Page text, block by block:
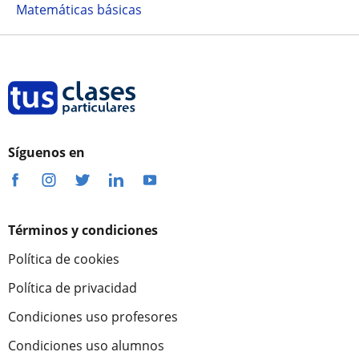
Matemáticas básicas
Síguenos en
Términos y condiciones
Política de cookies
Política de privacidad
Condiciones uso profesores
Condiciones uso alumnos